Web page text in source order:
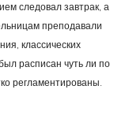
следовал завтрак, а
преподавали
классических
расписан чуть ли по
регламентированы.